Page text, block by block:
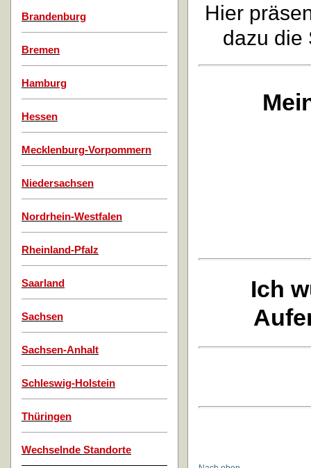
Brandenburg
Bremen
Hamburg
Hessen
Mecklenburg-Vorpommern
Niedersachsen
Nordrhein-Westfalen
Rheinland-Pfalz
Saarland
Sachsen
Sachsen-Anhalt
Schleswig-Holstein
Thüringen
Wechselnde Standorte
Hier
dazu die
Ich